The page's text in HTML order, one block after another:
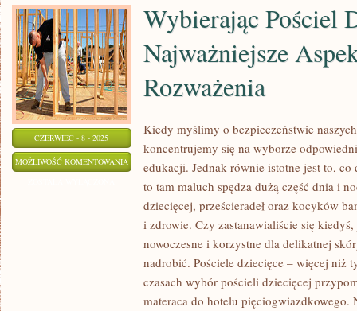
CZERWIEC - 8 - 2025
MOŻLIWOŚĆ KOMENTOWANIA
DZIECIĘCĄ
NAJWAŻNIEJSZE
ASPEKTY
ROZWAŻENIA
Wybierając Pościel
Najważniejsze
Rozważenia
Kiedy myślimy o bezpieczeństwie
koncentrujemy się na wyborze
edukacji. Jednak równie istotne jest to,
to tam maluch spędza dużą część dnia i
dziecięcej, prześcieradeł oraz kocyków
i zdrowie. Czy zastanawialiście się
nowoczesne i korzystne dla delikatnej
nadrobić. Pościele dziecięce – więcej niż
czasach wybór pościeli dziecięcej
materaca do hotelu